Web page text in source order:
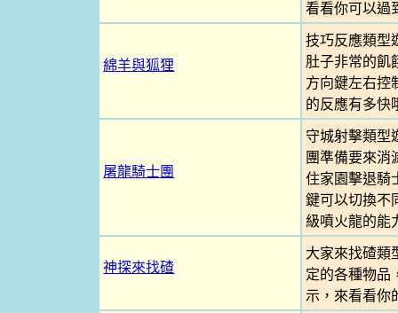
看看你可以過
綿羊與狐狸
技巧反應類型
肚子非常的飢
方向鍵左右控
的反應有多快
屠龍騎士團
守城射擊類型
團準備要來消
住家園擊退騎
鍵可以切換不
級噴火龍的能
神探來找碴
大家來找碴類
定的各種物品
示，來看看你